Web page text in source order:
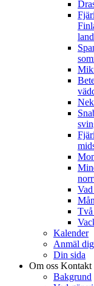
Två
Kalender
Anmäl
Din sida
Om oss Kontakt
Bakgrund